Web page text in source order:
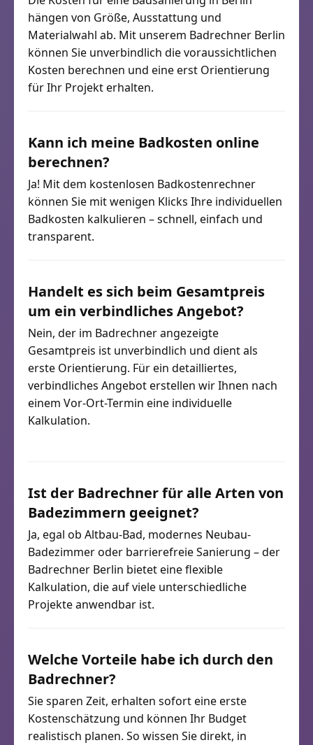
hängen von Größe, Ausstattung und
Materialwahl ab. Mit unserem Badrechner Berlin
können Sie unverbindlich die voraussichtlichen
Kosten berechnen und eine erst Orientierung
für Ihr Projekt erhalten.
Kann ich meine Badkosten online
berechnen?
Ja! Mit dem kostenlosen Badkostenrechner
können Sie mit wenigen Klicks Ihre individuellen
Badkosten kalkulieren – schnell, einfach und
transparent.
Handelt es sich beim Gesamtpreis
um ein verbindliches Angebot?
Nein, der im Badrechner angezeigte
Gesamtpreis ist unverbindlich und dient als
erste Orientierung. Für ein detailliertes,
verbindliches Angebot erstellen wir Ihnen nach
einem Vor-Ort-Termin eine individuelle
Kalkulation.
Ist der Badrechner für alle Arten von
Badezimmern geeignet?
Ja, egal ob Altbau-Bad, modernes Neubau-
Badezimmer oder barrierefreie Sanierung – der
Badrechner Berlin bietet eine flexible
Kalkulation, die auf viele unterschiedliche
Projekte anwendbar ist.
Welche Vorteile habe ich durch den
Badrechner?
Sie sparen Zeit, erhalten sofort eine erste
Kostenschätzung und können Ihr Budget
realistisch planen. So wissen Sie direkt, in